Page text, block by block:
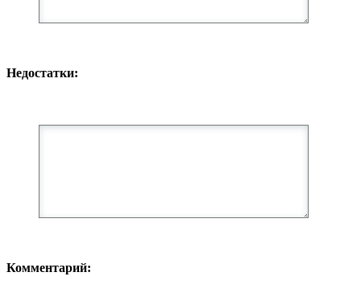
Недостатки:
Комментарий: